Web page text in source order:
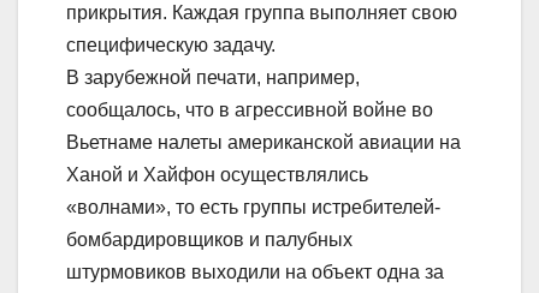
прикрытия. Каждая группа выполняет свою
специфическую задачу.
В зарубежной печати, например,
сообщалось, что в агрессивной войне во
Вьетнаме налеты американской авиации на
Ханой и Хайфон осуществлялись
«волнами», то есть группы истребителей-
бомбардировщиков и палубных
штурмовиков выходили на объект одна за